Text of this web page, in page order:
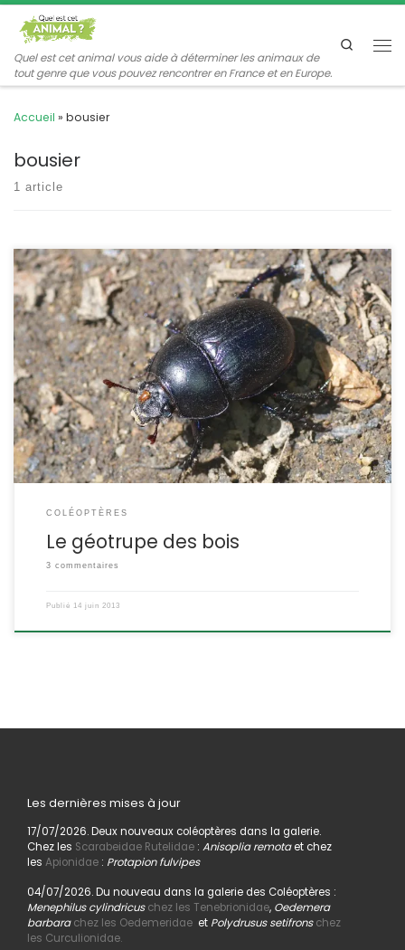
Passer au contenu
Quel est cet animal vous aide à déterminer les animaux de
tout genre que vous pouvez rencontrer en France et en Europe.
Search
Accueil » bousier
bousier
1 article
Impossible de ne pas le rencontrer lors des promenades en forêt.
Il chemine lentement sur le chemin, avec des reflets bleus
métalliques sur le ventre. C’est un bousier qui ne promène pas sa
boule de crottin, mais creuse ses galeries de ponte sous les
excréments des gros mammifères forestiers. Anoplotrupes
stercorosus Scriba,1791 […]
COLÉOPTÈRES
Le géotrupe des bois
3 commentaires
Publié 14 juin 2013
Les dernières mises à jour
17/07/2026. Deux nouveaux coléoptères dans la galerie.
Chez les Scarabeidae Rutelidae: Anisoplia remotaet chez
les Apionidae: Protapion fulvipes
04/07/2026. Du nouveau dans la galerie des Coléoptères :
Menephilus cylindricus chez les Tenebrionidae,Oedemera
barbara chez les Oedemeridaeet Polydrusus setifrons chez
les Curculionidae.